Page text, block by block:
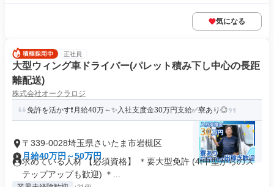
気になる
正社員
大型ウィング車ドライバー(パレット積み下し中心の長距
離配送)
株式会社オークラロジ
免許を活かす❗月給40万～✨入社支度金30万円支給✅寮あり◎
〒339-0028埼玉県さいたま市岩槻区
月給40万円～50万円
求めている人材 【必須資格】 ＊要大型免許 (4t中型からのス
テップアップも歓迎) ＊...